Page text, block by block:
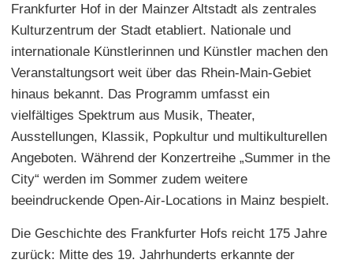
Frankfurter Hof in der Mainzer Altstadt als zentrales
Kulturzentrum der Stadt etabliert. Nationale und
internationale Künstlerinnen und Künstler machen den
Veranstaltungsort weit über das Rhein-Main-Gebiet
hinaus bekannt. Das Programm umfasst ein
vielfältiges Spektrum aus Musik, Theater,
Ausstellungen, Klassik, Popkultur und multikulturellen
Angeboten. Während der Konzertreihe „Summer in the
City“ werden im Sommer zudem weitere
beeindruckende Open-Air-Locations in Mainz bespielt.
Die Geschichte des Frankfurter Hofs reicht 175 Jahre
zurück: Mitte des 19. Jahrhunderts erkannte der